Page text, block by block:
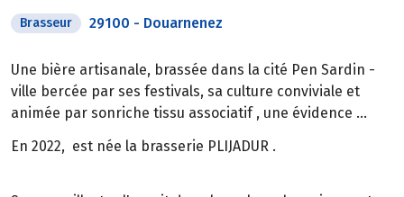
Brasseur 29100 - Douarnenez
Une bière artisanale, brassée dans la cité Pen Sardin -
ville bercée par ses festivals, sa culture conviviale et
animée par sonriche tissu associatif , une évidence …
En 2022, est née la brasserie PLIJADUR .